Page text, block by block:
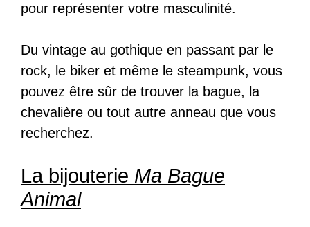
pour représenter votre masculinité.
Du vintage au gothique en passant par le
rock, le biker et même le steampunk, vous
pouvez être sûr de trouver la bague, la
chevalière ou tout autre anneau que vous
recherchez.
La bijouterie Ma Bague
Animal